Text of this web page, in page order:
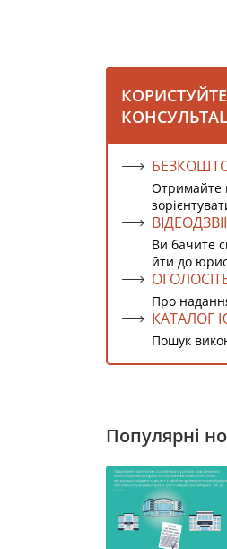
Отримайте
Ви бачите
йти до
Про
КАТАЛОГ
Пошук
Популярні